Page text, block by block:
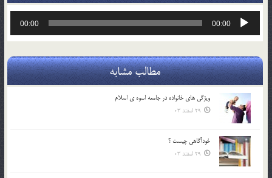
پخش‌کننده
00:00
00:00
مطالب مشابه
ويژگي هاي خانواده در جامعه اسوه ي اسلام
29 اسفند 03
خودآگاهى چيست ؟
29 اسفند 03